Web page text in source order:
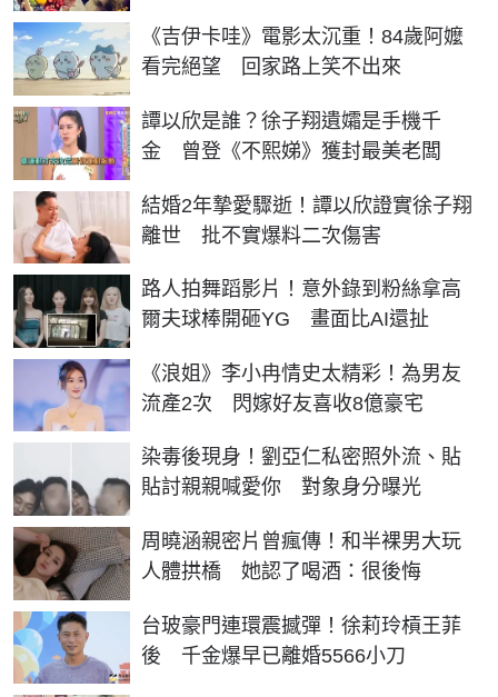
《吉伊卡哇》電影太沉重！84歲阿嬤
看完絕望 回家路上笑不出來
譚以欣是誰？徐子翔遺孀是手機千
金 曾登《不熙娣》獲封最美老闆
結婚2年摯愛驟逝！譚以欣證實徐子翔
離世 批不實爆料二次傷害
路人拍舞蹈影片！意外錄到粉絲拿高
爾夫球棒開砸YG 畫面比AI還扯
《浪姐》李小冉情史太精彩！為男友
流產2次 閃嫁好友喜收8億豪宅
染毒後現身！劉亞仁私密照外流、貼
貼討親親喊愛你 對象身分曝光
周曉涵親密片曾瘋傳！和半裸男大玩
人體拱橋 她認了喝酒：很後悔
台玻豪門連環震撼彈！徐莉玲槓王菲
後 千金爆早已離婚5566小刀